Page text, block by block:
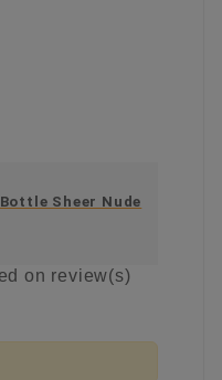
Sheer Nude
on review(s)